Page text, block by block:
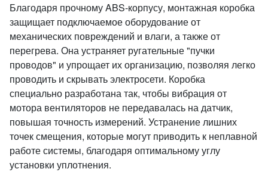
Благодаря прочному ABS‑корпусу, монтажная коробка
защищает подключаемое оборудование от
механических повреждений и влаги, а также от
перегрева. Она устраняет ругательные "пучки
проводов" и упрощает их организацию, позволяя легко
проводить и скрывать электросети. Коробка
специально разработана так, чтобы вибрация от
мотора вентиляторов не передавалась на датчик,
повышая точность измерений. Устранение лишних
точек смещения, которые могут приводить к неплавной
работе системы, благодаря оптимальному углу
установки уплотнения.